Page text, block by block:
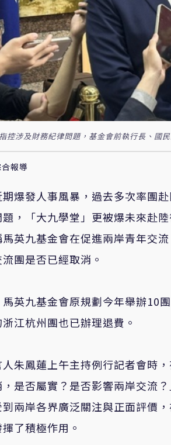
控涉及財務紀律問題，基金會前執行長、國
報導
爆發人事風暴，過去多次率團
，「大九學堂」更被爆未來赴
英九基金會在促進兩岸青年交
團是否已經取消。
英九基金會原規劃今年舉辦10
江杭州團也已辦理退費。
朱鳳蓮上午主持例行記者會時
是否屬實？是否影響兩岸交流
兩岸各界廣泛關注與正面評價
了積極作用。